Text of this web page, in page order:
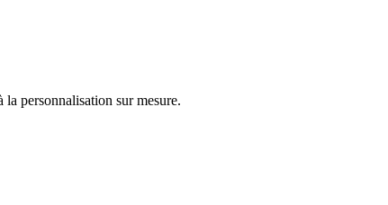
personnalisation sur mesure.